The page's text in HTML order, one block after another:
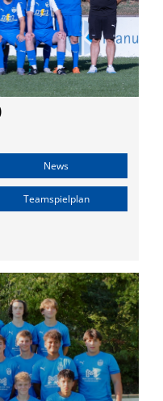
News
Teamspielplan